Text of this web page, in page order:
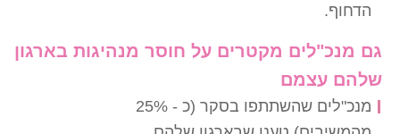
הדחוף.
גם מנכ"לים מקטרים על חוסר מנהיגות בארגון
שלהם עצמם
מנכ"לים שהשתתפו בסקר (כ - 25%